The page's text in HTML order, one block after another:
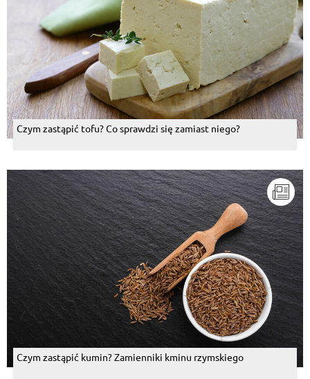
Czym zastąpić tofu? Co sprawdzi się zamiast niego?
Czym zastąpić kumin? Zamienniki kminu rzymskiego